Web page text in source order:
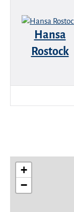
Hansa
Rostock
+
−